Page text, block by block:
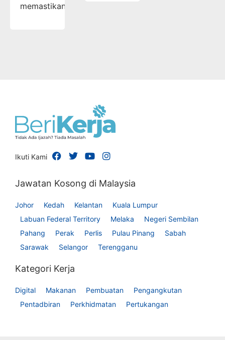
memastikan…
Ikuti Kami
Jawatan Kosong di Malaysia
Johor Kedah Kelantan
Kuala Lumpur
Labuan Federal Territory
Melaka
Negeri Sembilan
Pahang
Perak Perlis Pulau Pinang
Sabah
Sarawak
Selangor Terengganu
Kategori Kerja
Digital Makanan Pembuatan
Pengangkutan
Pentadbiran
Perkhidmatan Pertukangan